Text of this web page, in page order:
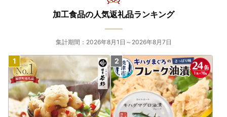
るものではありません。返礼品発送に関して、必要最低限の
範囲において返礼品取扱い事業者に通知します。
【ふるさと納税の対象となる地方団体の指定について】
納税の対象となる地方団体の指定について（通知）」にて、
地方税法（昭和25年法律第226号）第37条の2第2項及び第3
14条の7第2項の規定に基づき、ふるさと納税の対象となる
地方団体として指定されました。
指定対象期間は、令和7年10月1日から令和8年9月30日まで
加工食品の人気返礼品ランキング
集計期間：2026年8月1日～2026年8月7日